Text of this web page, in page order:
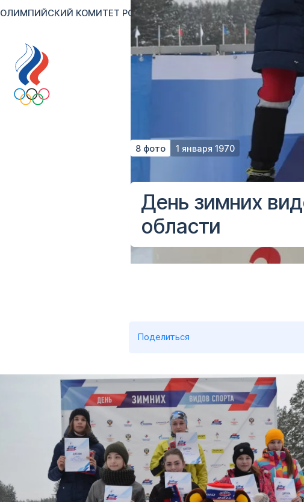
ОЛИМПИЙСКИЙ КОМИТЕТ РОССИИRUEN Версия для
8 фото 1 января 1970
День зимних
области
Поделиться